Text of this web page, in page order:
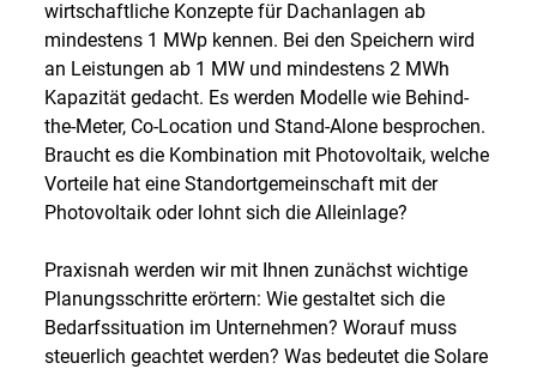
wirtschaftliche Konzepte für Dachanlagen ab
mindestens 1 MWp kennen. Bei den Speichern wird
an Leistungen ab 1 MW und mindestens 2 MWh
Kapazität gedacht. Es werden Modelle wie Behind-
the-Meter, Co-Location und Stand-Alone besprochen.
Braucht es die Kombination mit Photovoltaik, welche
Vorteile hat eine Standortgemeinschaft mit der
Photovoltaik oder lohnt sich die Alleinlage?
Praxisnah werden wir mit Ihnen zunächst wichtige
Planungsschritte erörtern: Wie gestaltet sich die
Bedarfssituation im Unternehmen? Worauf muss
steuerlich geachtet werden? Was bedeutet die Solare